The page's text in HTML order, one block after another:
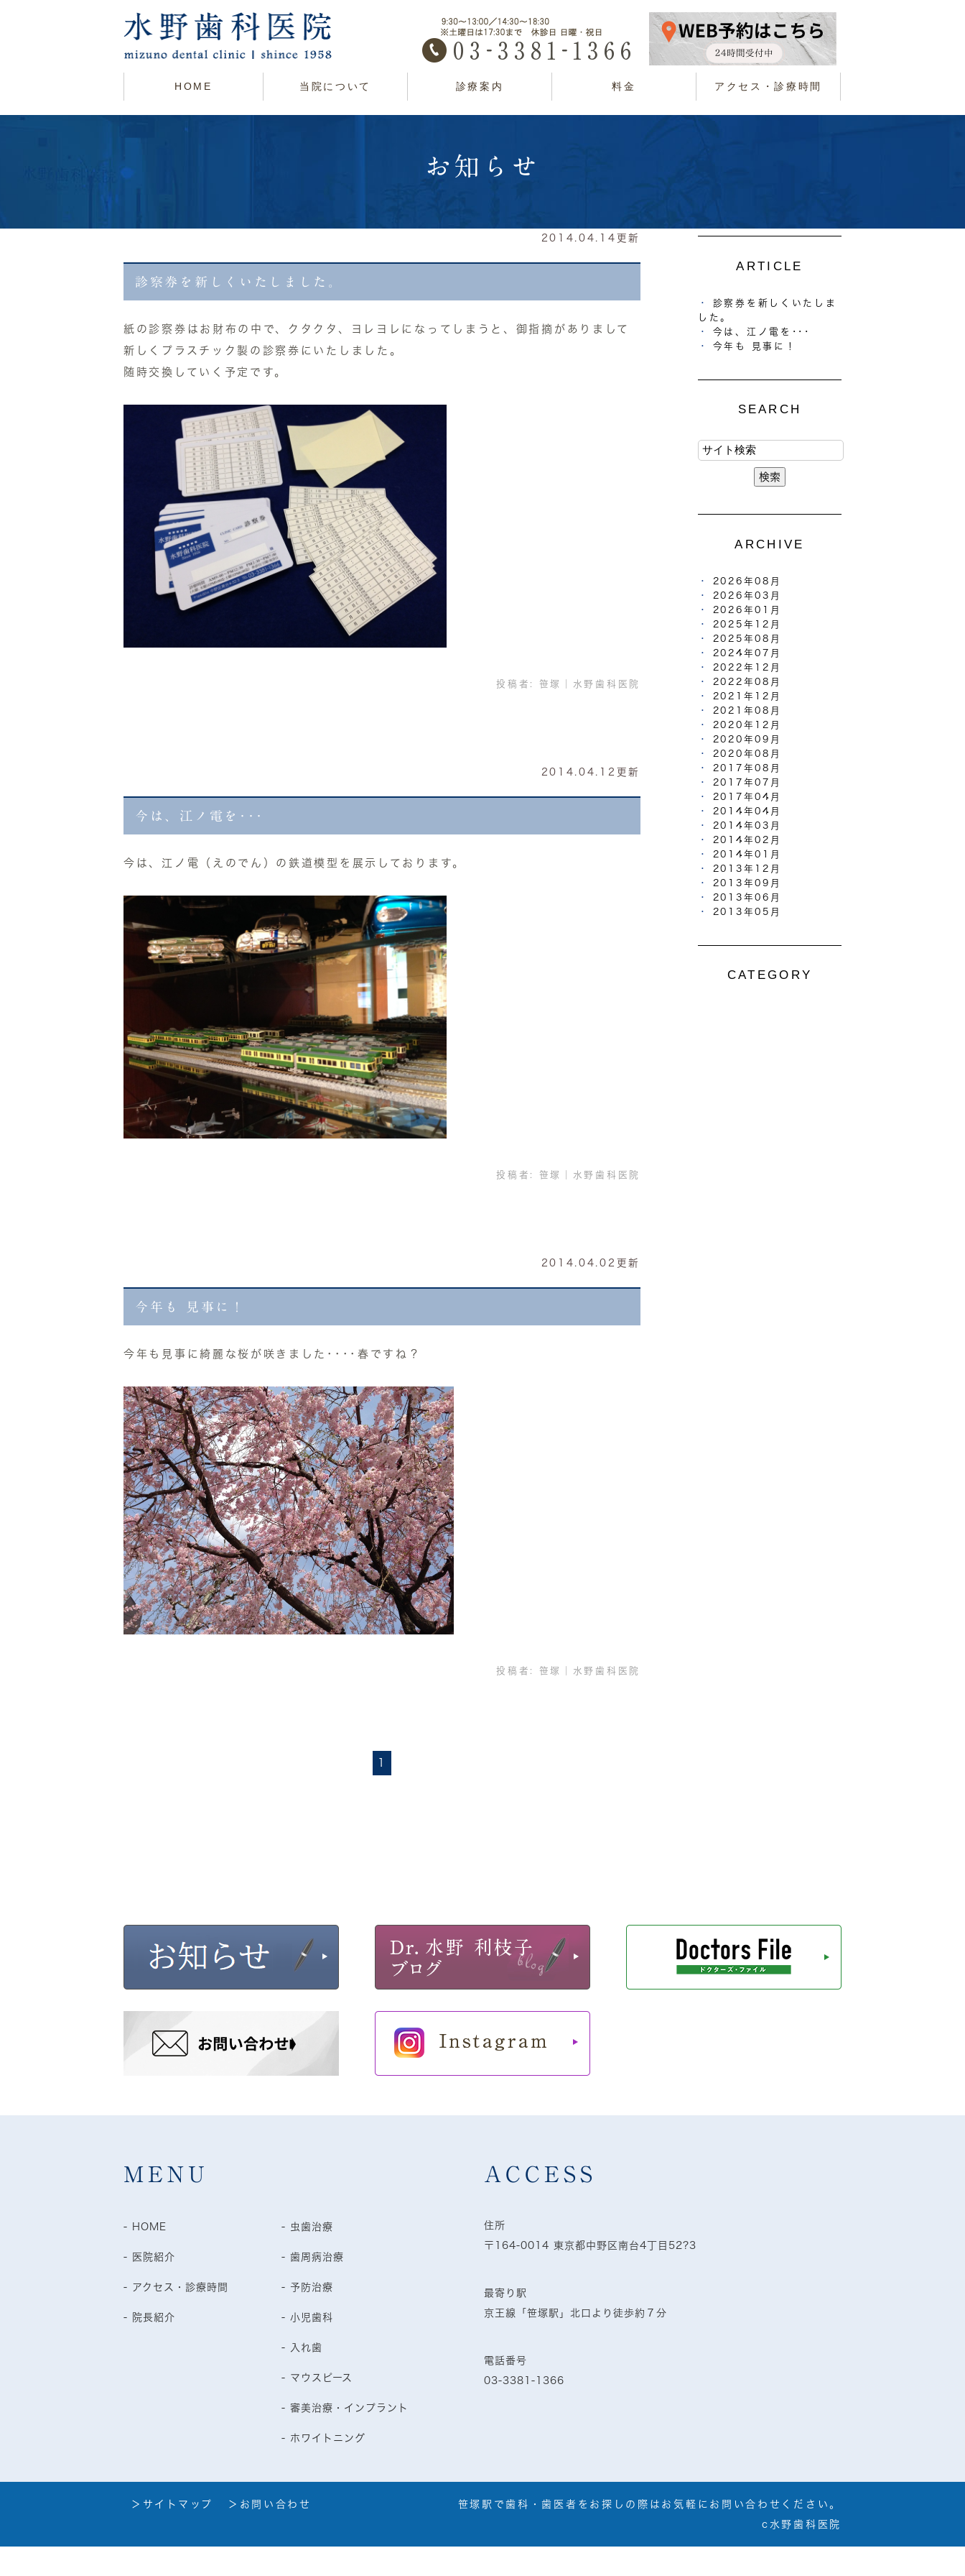
HOME 当院について 診療案内 料金 アクセス・診療時間
お知らせ
2014.04.14更新
診察券を新しくいたしました。
紙の診察券はお財布の中で、クタクタ、ヨレヨレになってしまうと、御指摘がありまして
新しくプラスチック製の診察券にいたしました。
随時交換していく予定です。
投稿者: 笹塚｜水野歯科医院
2014.04.12更新
今は、江ノ電を･･･
今は、江ノ電（えのでん）の鉄道模型を展示しております。
投稿者: 笹塚｜水野歯科医院
2014.04.02更新
今年も 見事に！
今年も見事に綺麗な桜が咲きました････春ですね？
投稿者: 笹塚｜水野歯科医院
ARTICLE
診察券を新しくいたしま
した。
今は、江ノ電を･･･
今年も 見事に！
SEARCH
ARCHIVE
2026年08月
2026年03月
2026年01月
2025年12月
2025年08月
2024年07月
2022年12月
2022年08月
2021年12月
2021年08月
2020年12月
2020年09月
2020年08月
2017年08月
2017年07月
2017年04月
2014年04月
2014年03月
2014年02月
2014年01月
2013年12月
2013年09月
2013年06月
2013年05月
CATEGORY
MENU
- HOME
- 医院紹介
- アクセス・診療時間
- 院長紹介
- 虫歯治療
- 歯周病治療
- 予防治療
- 小児歯科
- 入れ歯
- マウスピース
- 審美治療・インプラント
- ホワイトニング
ACCESS
住所
〒164-0014 東京都中野区南台4丁目52?3
最寄り駅
京王線「笹塚駅」北口より徒歩約７分
電話番号
03-3381-1366
＞サイトマップ ＞お問い合わせ
笹塚駅で歯科・歯医者をお探しの際はお気軽にお問い合わせください。
c水野歯科医院